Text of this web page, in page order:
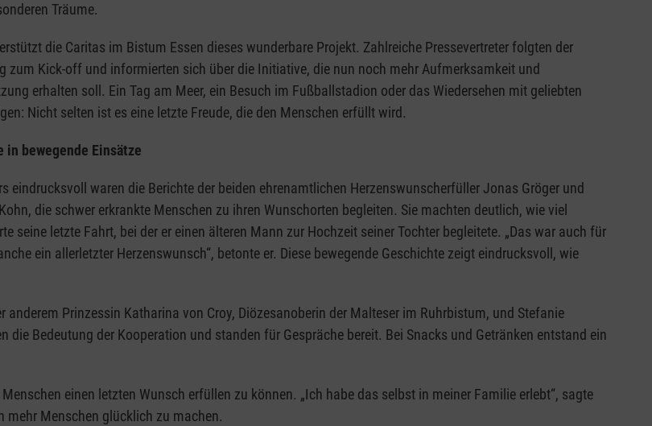
Träume.
die Caritas im Bistum Essen dieses wunderbare Projekt. Zahlreiche Pressevertreter folgten der
zum Kick-off und informierten sich über die Initiative, die nun noch mehr Aufmerksamkeit und
erhalten soll. Ein Tag am Meer, ein Besuch im Fußballstadion oder das Wiedersehen mit geliebten
Nicht selten ist es eine letzte Freude, die den Menschen erfüllt wird.
in bewegende Einsätze
eindrucksvoll waren die Berichte der beiden ehrenamtlichen Herzenswunscherfüller Jonas Gröger und
die schwer erkrankte Menschen zu ihren Wunschorten begleiten. Sie machten deutlich, wie viel
seine letzte Fahrt, bei der er einen älteren Mann zur Hochzeit seiner Tochter begleitete. „Das war auch für
ein allerletzter Herzenswunsch“, betonte er. Diese bewegende Geschichte zeigt eindrucksvoll, wie
Prinzessin Katharina von Croy, Diözesanoberin der Malteser im Ruhrbistum, und Stefanie
Bedeutung der Kooperation und standen für Gespräche bereit. Bei Snacks und Getränken entstand ein
einen letzten Wunsch erfüllen zu können. „Ich habe das selbst in meiner Familie erlebt“, sagte
Menschen glücklich zu machen.